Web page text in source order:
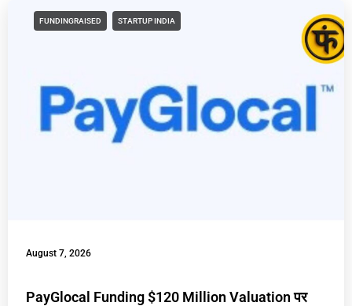
FUNDINGRAISED STARTUP INDIA
August 7, 2026
PayGlocal Funding $120 Million Valuation पर